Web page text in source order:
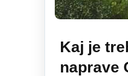
Kaj je
naprave